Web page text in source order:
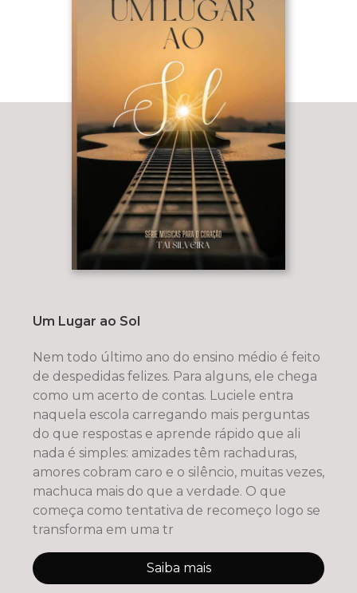
Um Lugar ao Sol
Nem todo último ano do ensino médio é feito
de despedidas felizes. Para alguns, ele chega
como um acerto de contas. Luciele entra
naquela escola carregando mais perguntas
do que respostas e aprende rápido que ali
nada é simples: amizades têm rachaduras,
amores cobram caro e o silêncio, muitas vezes,
machuca mais do que a verdade. O que
começa como tentativa de recomeço logo se
transforma em uma tr
Saiba mais